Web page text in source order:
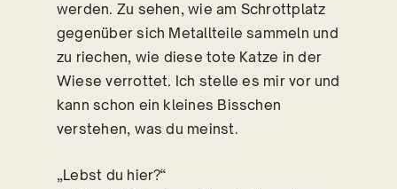
werden. Zu sehen, wie am Schrottplatz
gegenüber sich Metallteile sammeln und
zu riechen, wie diese tote Katze in der
Wiese verrottet. Ich stelle es mir vor und
kann schon ein kleines Bisschen
verstehen, was du meinst.
„Lebst du hier?“